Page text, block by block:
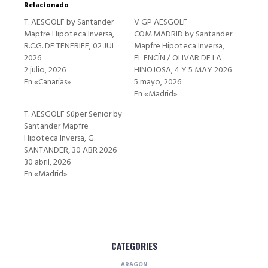
Relacionado
T. AESGOLF by Santander
Mapfre Hipoteca Inversa,
R.C.G. DE TENERIFE, 02 JUL
2026
2 julio, 2026
En «Canarias»
V GP AESGOLF
COM.MADRID by Santander
Mapfre Hipoteca Inversa,
EL ENCÍN / OLIVAR DE LA
HINOJOSA, 4 Y 5 MAY 2026
5 mayo, 2026
En «Madrid»
T. AESGOLF Súper Senior by
Santander Mapfre
Hipoteca Inversa, G.
SANTANDER, 30 ABR 2026
30 abril, 2026
En «Madrid»
CATEGORIES
ARAGÓN